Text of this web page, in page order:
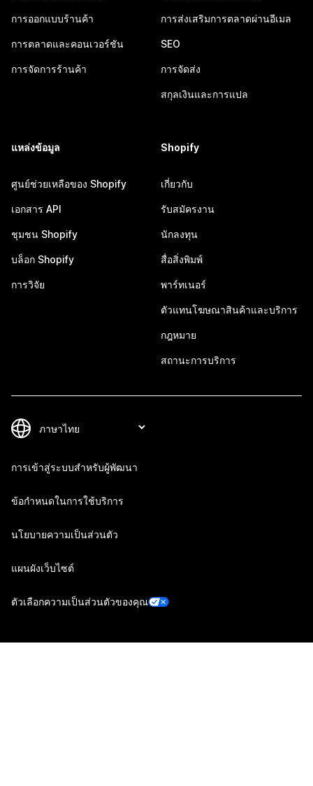
การออกแบบร้านค้า
การตลาดและคอนเวอร์ชัน
การจัดการร้านค้า
การส่งเสริมการตลาดผ่านอีเมล
SEO
การจัดส่ง
สกุลเงินและการแปล
แหล่งข้อมูล
ศูนย์ช่วยเหลือของ Shopify
เอกสาร API
ชุมชน Shopify
บล็อก Shopify
การวิจัย
Shopify
เกี่ยวกับ
รับสมัครงาน
นักลงทุน
สื่อสิ่งพิมพ์
พาร์ทเนอร์
ตัวแทนโฆษณาสินค้าและบริการ
กฎหมาย
สถานะการบริการ
การเข้าสู่ระบบสำหรับผู้พัฒนา
ข้อกำหนดในการใช้บริการ
นโยบายความเป็นส่วนตัว
แผนผังเว็บไซต์
ตัวเลือกความเป็นส่วนตัวของคุณ